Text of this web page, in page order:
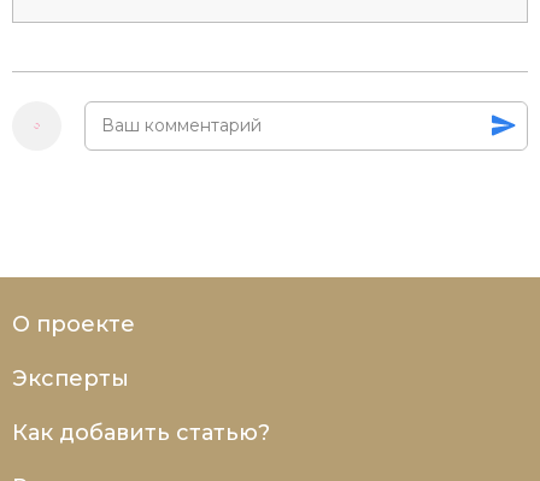
О проекте
Эксперты
Как добавить статью?